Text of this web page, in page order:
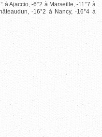
à Ajaccio, -6°2 à Marseille, -11°7 à
-16°2 à Nancy, -16°4 à